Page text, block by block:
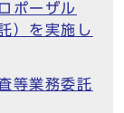
ポーザル
）を実施し
等業務委託